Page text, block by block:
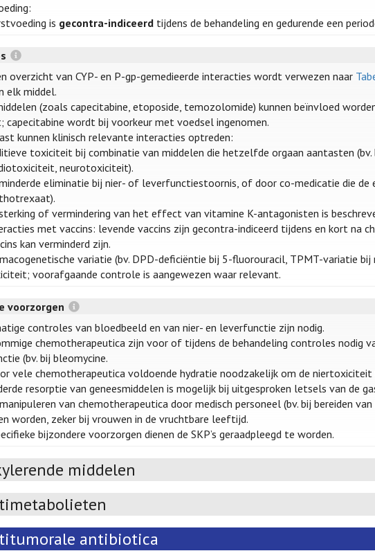
is gecontra-indiceerd tijdens de behandeling en gedurende een
overzicht van CYP- en P-gp-gemedieerde interacties wordt verwezen naar
elk middel.
(zoals capecitabine, etoposide, temozolomide) kunnen beïnvloed
capecitabine wordt bij voorkeur met voedsel ingenomen.
kunnen klinisch relevante interacties optreden:
toxiciteit bij combinatie van middelen die hetzelfde orgaan aantasten
neurotoxiciteit).
eliminatie bij nier- of leverfunctiestoornis, of door co-medicatie die de
of vermindering van het effect van vitamine K-antagonisten is
met vaccins: levende vaccins zijn gecontra-indiceerd tijdens en kort na
kan verminderd zijn.
variatie (bv. DPD-deficiëntie bij 5-fluorouracil, TPMT-variatie
voorafgaande controle is aangewezen waar relevant.
voorzorgen
controles van bloedbeeld en van nier- en leverfunctie zijn nodig.
chemotherapeutica zijn voor of tijdens de behandeling controles nodig
(bv. bij bleomycine.
vele chemotherapeutica voldoende hydratie noodzakelijk om de niertoxiciteit
resorptie van geneesmiddelen is mogelijk bij uitgesproken letsels van de
van chemotherapeutica door medisch personeel (bv. bij bereiden
worden, zeker bij vrouwen in de vruchtbare leeftijd.
bijzondere voorzorgen dienen de SKP’s geraadpleegd te worden.
middelen
antibiotica